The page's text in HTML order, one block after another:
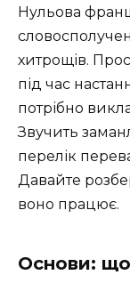
Нульова
хитрощів.
під час
потрібно
Звучить
перелік
Давайте
воно працює.
Основи: